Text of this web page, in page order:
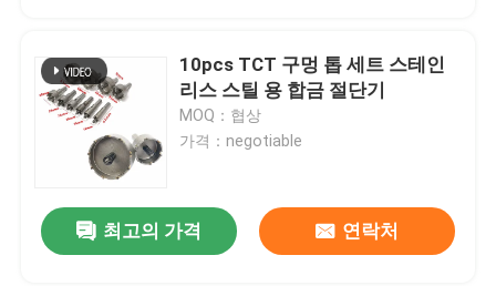
10pcs TCT 구멍 톱 세트 스테인
리스 스틸 용 합금 절단기
MOQ：협상
가격：negotiable
최고의 가격 연락처